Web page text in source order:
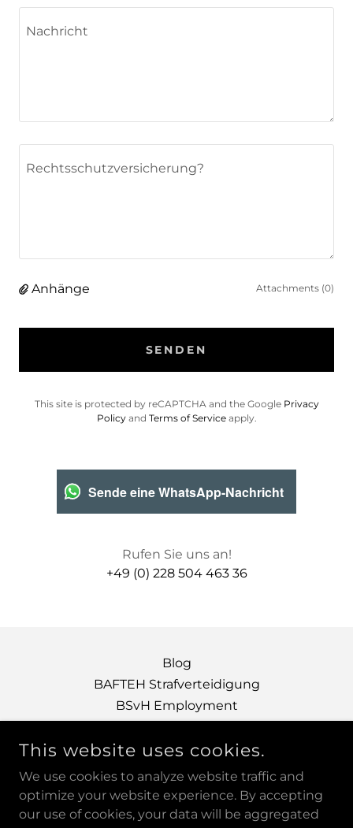
Anhänge Attachments (0)
SENDEN
This site is protected by reCAPTCHA and the Google Privacy
Policyand Terms of Serviceapply.
Sende eine WhatsApp-Nachricht
+49 (0) 228 504 463 36
Blog
BAFTEH Strafverteidigung
BSvH Employment
BAFTEH SCHÖNBRUNN VAN HATTEM
RECHTSANWÄLTE IN BÜROGEMEINSCHAFT -
PRINZ-ALBERT-STRASSE 63, BONN, D
This website uses cookies.
We use cookies to analyze website traffic and
optimize your website experience. By accepting
our use of cookies, your data will be aggregated